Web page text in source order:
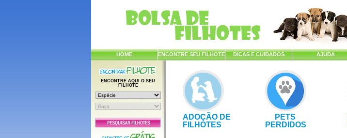
HOME ENCONTRE SEU FILHOTE DICAS E CUIDADOS AJUDA
ENCONTRE AQUI O SEU
FILHOTE
ADOÇÃO DE
FILHOTES
PETS
PERDIDOS